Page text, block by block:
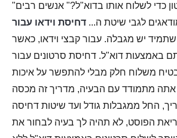
"איך אני מקטין סרטון כדי לשלוח אותו בדוא"ל?" אנשים רבים
לגבי שיטת ה... דחיסת וידאו עבור
שתמיד יש מגבלה. עבור קבצי וידאו, כאשר
באמצעות דוא"ל. דחיסת סרטונים עבור
משלוח חלק מבלי להתפשר על איכות
מתמודד עם הבעיה, מדריך זה מכסה
החל ממגבלות גודל ועד שיטות דחיסה
הפוסט, לא תהיה לך בעיה לבחור את